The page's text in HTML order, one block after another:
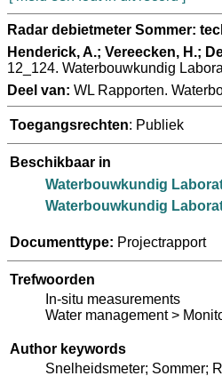
Radar debietmeter Sommer:
Henderick, A.; Vereecken, H.;
12_124. Waterbouwkundig
Deel van: WL Rapporten.
Toegangsrechten: Publiek
Beschikbaar in
Waterbouwkundig
Waterbouwkundig
Documenttype: Projectrapport
Trefwoorden
In-situ measurements
Water management >
Author keywords
Snelheidsmeter; Sommer;